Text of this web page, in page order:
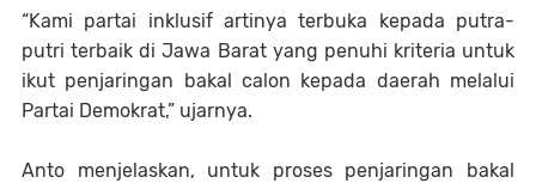
“Kami partai inklusif artinya terbuka kepada putra-
putri terbaik di Jawa Barat yang penuhi kriteria untuk
ikut penjaringan bakal calon kepada daerah melalui
Partai Demokrat,” ujarnya.
Anto menjelaskan, untuk proses penjaringan bakal